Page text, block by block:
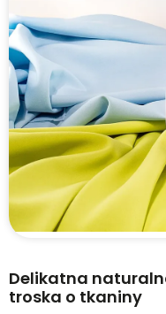
Delikatna
troska o tkaniny